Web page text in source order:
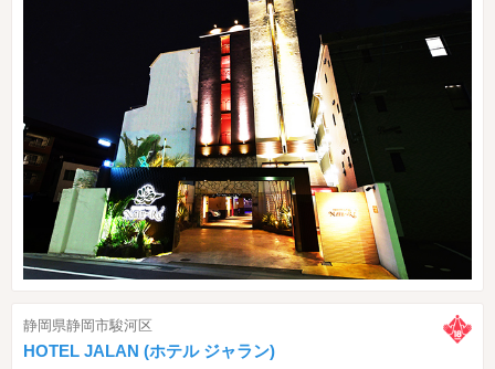
静岡県静岡市駿河区
HOTEL JALAN (ホテル ジャラン)